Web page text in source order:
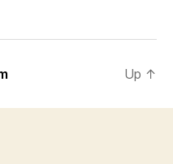
Up ↑